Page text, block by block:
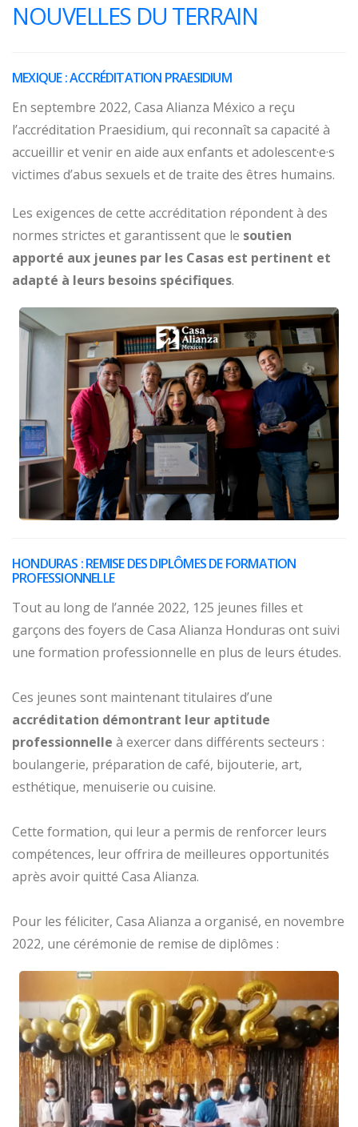
NOUVELLES DU TERRAIN
MEXIQUE : ACCRÉDITATION PRAESIDIUM
En septembre 2022, Casa Alianza México a reçu
l’accréditation Praesidium, qui reconnaît sa capacité à
accueillir et venir en aide aux enfants et adolescent·e·s
victimes d’abus sexuels et de traite des êtres humains.
Les exigences de cette accréditation répondent à des
normes strictes et garantissent que le soutien
apporté aux jeunes par les Casas est pertinent et
adapté à leurs besoins spécifiques.
HONDURAS : REMISE DES DIPLÔMES DE FORMATION
PROFESSIONNELLE
Tout au long de l’année 2022, 125 jeunes filles et
garçons des foyers de Casa Alianza Honduras ont suivi
une formation professionnelle en plus de leurs études.
Ces jeunes sont maintenant titulaires d’une
accréditation démontrant leur aptitude
professionnelle à exercer dans différents secteurs :
boulangerie, préparation de café, bijouterie, art,
esthétique, menuiserie ou cuisine.
Cette formation, qui leur a permis de renforcer leurs
compétences, leur offrira de meilleures opportunités
après avoir quitté Casa Alianza.
Pour les féliciter, Casa Alianza a organisé, en novembre
2022, une cérémonie de remise de diplômes :